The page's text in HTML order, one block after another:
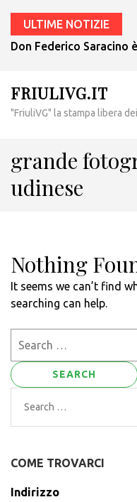
ULTIME NOTIZIE
Don Federico Saracino
FRIULIVG.IT
"FriuliVG" la stampa libera
grande
udinese
Nothing
It seems we can’t find
searching can help.
Search
for:
COME TROVARCI
Indirizzo